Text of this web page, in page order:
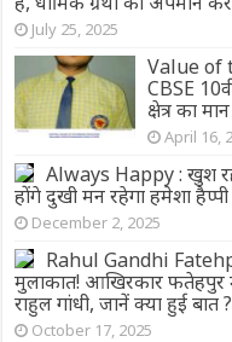
July 25, 2025
Value of
CBSE
क्षेत्र का
April 16,
Always Happy : खुश
होंगे दुखी मन रहेगा हमेशा हैप्पी
December 2, 2025
Rahul Gandhi
मुलाकात! आखिरकार फतेहपुर
राहुल गांधी, जानें क्या हुई बात ?
October 17, 2025